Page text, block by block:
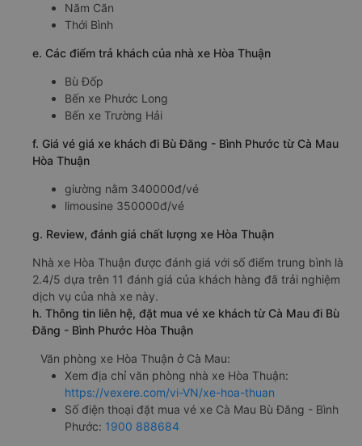
Năm Căn
Thới Bình
e. Các điểm trả khách của nhà xe Hòa Thuận
Bù Đốp
Bến xe Phước Long
Bến xe Trường Hải
f. Giá vé giá xe khách đi Bù Đăng - Bình Phước từ Cà Mau
Hòa Thuận
giường nằm 340000đ/vé
limousine 350000đ/vé
g. Review, đánh giá chất lượng xe Hòa Thuận
Nhà xe Hòa Thuận được đánh giá với số điểm trung bình là
2.4/5 dựa trên 11 đánh giá của khách hàng đã trải nghiệm
dịch vụ của nhà xe này.
h. Thông tin liên hệ, đặt mua vé xe khách từ Cà Mau đi Bù
Đăng - Bình Phước Hòa Thuận
Văn phòng xe Hòa Thuận ở Cà Mau:
Xem địa chỉ văn phòng nhà xe Hòa Thuận:
https://vexere.com/vi-VN/xe-hoa-thuan
Số điện thoại đặt mua vé xe Cà Mau Bù Đăng - Bình
Phước: 1900 888684